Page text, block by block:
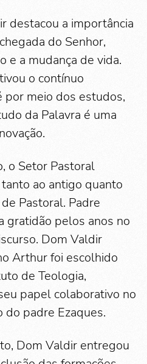
destacou a importância
do Senhor,
e a mudança de vida.
o contínuo
por meio dos estudos,
da Palavra é uma
o Setor Pastoral
ao antigo quanto
Pastoral. Padre
gratidão pelos anos no
Dom Valdir
Arthur foi escolhido
de Teologia,
papel colaborativo no
do padre Ezaques.
Dom Valdir entregou